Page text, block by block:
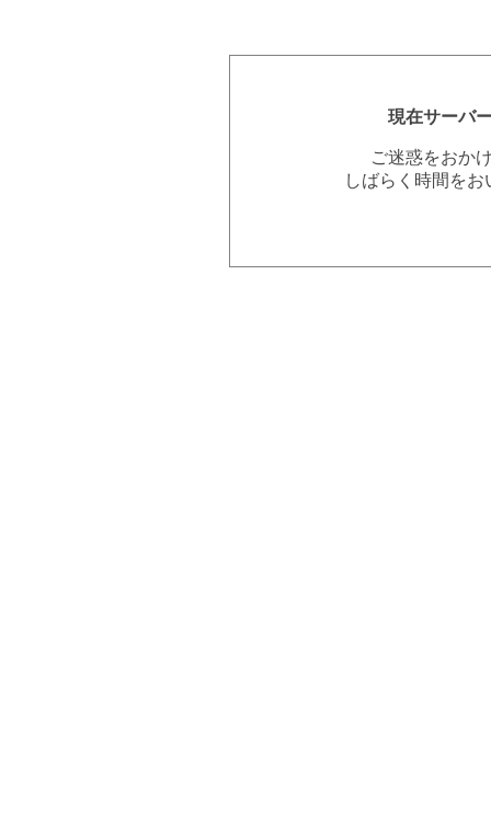
現在サーバ
ご迷惑をおか
しばらく時間を